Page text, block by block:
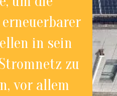
in sein
zu
vor allem